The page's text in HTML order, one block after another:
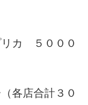
カ ５０００
各店合計３０